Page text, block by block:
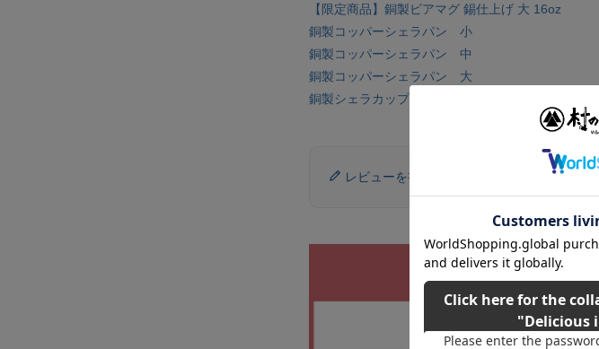
【限定商品】銅製ビアマグ 錫仕上げ 大 16oz
銅製コッパーシェラパン 小
銅製コッパーシェラパン 中
銅製コッパーシェラパン 大
銅製シェラカップ専用レザーハンドル
レビューを書く